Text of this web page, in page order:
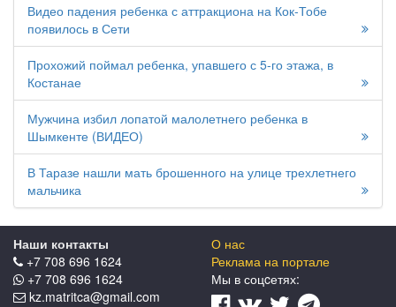
Видео падения ребенка с аттракциона на Кок-Тобе
появилось в Сети
Прохожий поймал ребенка, упавшего с 5-го этажа, в
Костанае
Мужчина избил лопатой малолетнего ребенка в
Шымкенте (ВИДЕО)
В Таразе нашли мать брошенного на улице трехлетнего
мальчика
Наши контакты
+7 708 696 1624
+7 708 696 1624
kz.matritca@gmail.com
О нас
Реклама на портале
Мы в соцcетях: